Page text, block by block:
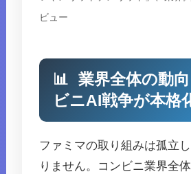
ビュー
📊 業界全体の動
ビニAI戦争が本格
ファミマの取り組みは孤立
りません。コンビニ業界全